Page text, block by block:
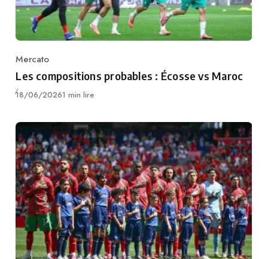
Category
Mercato
Les compositions probables : Écosse vs Maroc
Publié
18/06/20261 min lire